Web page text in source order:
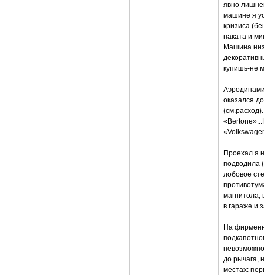
явно
машине я
кризиса
наката и
Машина
купишь-не
оказался
Проехал я
подводила
лобовое
магнитола,
в гараже и
На
до рычага,
местах: